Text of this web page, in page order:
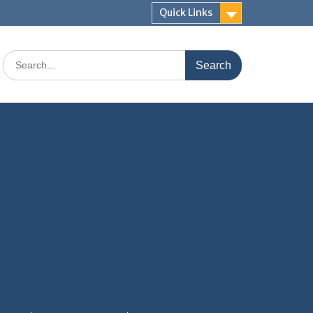
Quick Links
Search
for: